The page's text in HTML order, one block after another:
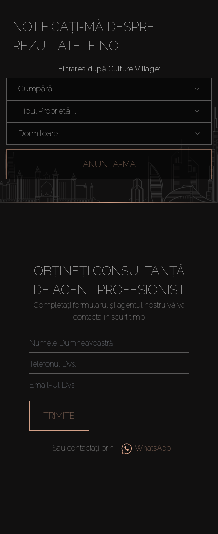
Închiriați
Vânzare
Off-Plan
Agenți
About Us
NOTIFICAȚI-MĂ DESPRE
REZULTATELE NOI
Filtrarea după Culture Village:
Cumpără
Tipul Proprietă ...
Dormitoare
ANUNȚA-MA
OBȚINEȚI CONSULTANȚĂ
DE AGENT PROFESIONIST
Completați formularul și agentul nostru vă va
contacta în scurt timp
TRIMITE
Sau contactați prin WhatsApp